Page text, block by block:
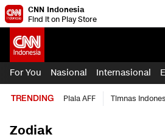
CNN Indonesia
Find it on Play Store
For You Nasional Internasional
TRENDING Piala AFF Timnas
Zodiak